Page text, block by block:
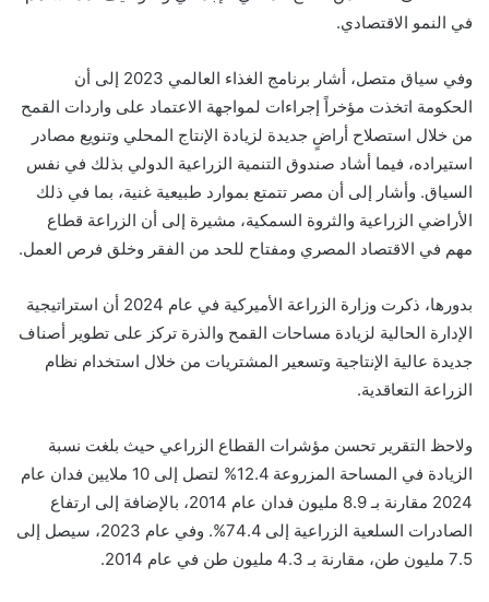
في النمو الاقتصادي.
وفي سياق متصل، أشار برنامج الغذاء العالمي 2023 إلى أن
الحكومة اتخذت مؤخراً إجراءات لمواجهة الاعتماد على واردات القمح
من خلال استصلاح أراضٍ جديدة لزيادة الإنتاج المحلي وتنويع مصادر
استيراده، فيما أشاد صندوق التنمية الزراعية الدولي بذلك في نفس
السياق. وأشار إلى أن مصر تتمتع بموارد طبيعية غنية، بما في ذلك
الأراضي الزراعية والثروة السمكية، مشيرة إلى أن الزراعة قطاع
مهم في الاقتصاد المصري ومفتاح للحد من الفقر وخلق فرص العمل.
بدورها، ذكرت وزارة الزراعة الأميركية في عام 2024 أن استراتيجية
الإدارة الحالية لزيادة مساحات القمح والذرة تركز على تطوير أصناف
جديدة عالية الإنتاجية وتسعير المشتريات من خلال استخدام نظام
الزراعة التعاقدية.
ولاحظ التقرير تحسن مؤشرات القطاع الزراعي حيث بلغت نسبة
الزيادة في المساحة المزروعة 12.4% لتصل إلى 10 ملايين فدان عام
2024 مقارنة بـ 8.9 مليون فدان عام 2014، بالإضافة إلى ارتفاع
الصادرات السلعية الزراعية إلى 74.4%. وفي عام 2023، سيصل إلى
7.5 مليون طن، مقارنة بـ 4.3 مليون طن في عام 2014.